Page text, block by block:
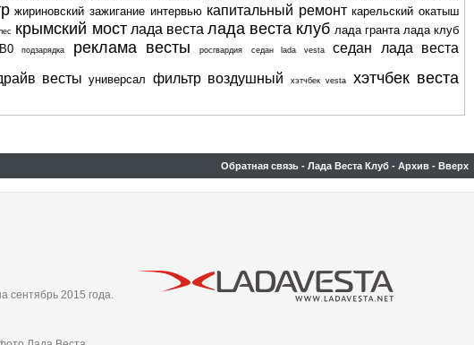
жириновский зажигание интервью капитальный ремонт карельский окатыш
крымский мост лада веста лада веста клуб лада гранта лада клуб
подзарядка реклама весты росгвардия седан lada vesta седан лада веста
весты универсал фильтр воздушный хэтчбек vesta хэтчбек веста
Обратная связь - Лада Веста Клуб - Архив - Вверх
сентябрь 2015 года.